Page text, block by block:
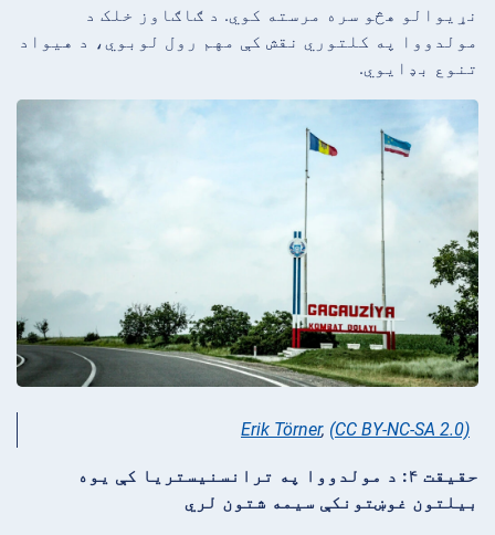
نړیوالو هڅو سره مرسته کوي. د ګاګاوز خلک د
مولدووا په کلتوري نقش کې مهم رول لوبوي، د هیواد
تنوع بډایوي.
Erik Törner, (CC BY-NC-SA 2.0)
حقیقت ۴: د مولدووا په ترانسنیستریا کې یوه
بیلتون غوښتونکې سیمه شتون لري